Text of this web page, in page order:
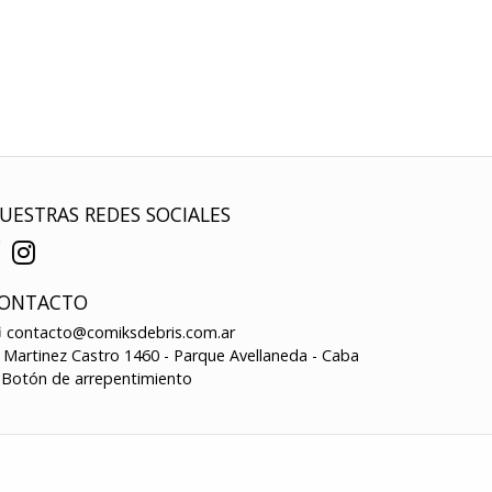
REDES SOCIALES
contacto@comiksdebris.com.ar
Martinez Castro 1460 - Parque Avellaneda - Caba
de arrepentimiento